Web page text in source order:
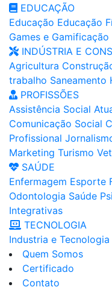
EDUCAÇÃO
Educação Educação
Games e
INDÚSTRIA E
Agricultura
trabalho Saneamento
PROFISSÕES
Assistência Social
Comunicação Social
Profissional
Marketing Turismo
SAÚDE
Enfermagem Esporte
Odontologia Saúde
Integrativas
TECNOLOGIA
Industria e Tecnologia
Quem Somos
Certificado
Contato